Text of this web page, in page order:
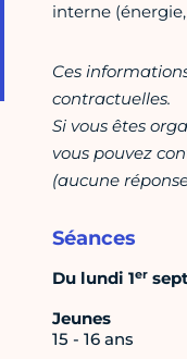
interne
Ces
contractuelles.
Si vous êtes
vous pouvez
(aucune
Séances
Du lundi 1er
Jeunes
15 - 16 ans